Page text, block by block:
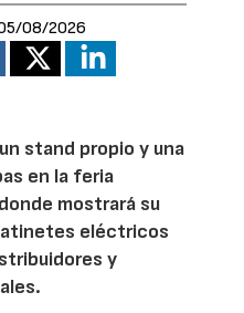
08/2026
stand propio y una
en la feria
mostrará su
eléctricos
y